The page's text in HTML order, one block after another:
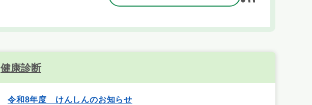
健康診断
令和8年度 けんしんのお知らせ